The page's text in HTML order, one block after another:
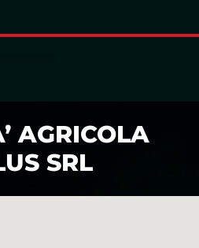
AGRICOLA
SRL